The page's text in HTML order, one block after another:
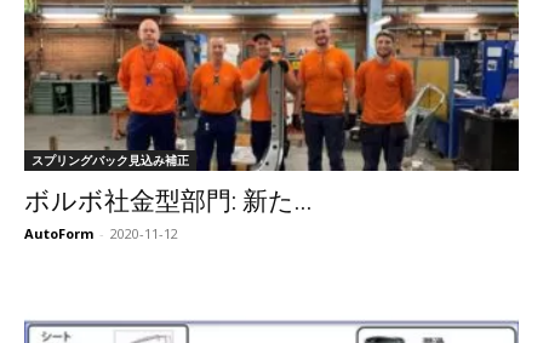
スプリングバック見込み補正
ボルボ社金型部門: 新た...
AutoForm - 2020-11-12